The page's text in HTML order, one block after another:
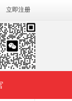
立即注册